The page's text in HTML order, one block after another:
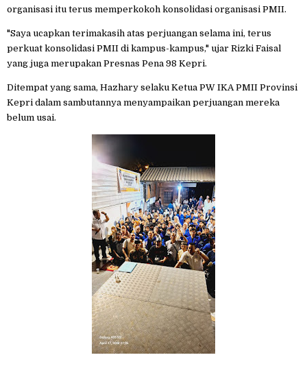
organisasi itu terus memperkokoh konsolidasi organisasi PMII.
"Saya ucapkan terimakasih atas perjuangan selama ini, terus
perkuat konsolidasi PMII di kampus-kampus," ujar Rizki Faisal
yang juga merupakan Presnas Pena 98 Kepri.
Ditempat yang sama, Hazhary selaku Ketua PW IKA PMII Provinsi
Kepri dalam sambutannya menyampaikan perjuangan mereka
belum usai.